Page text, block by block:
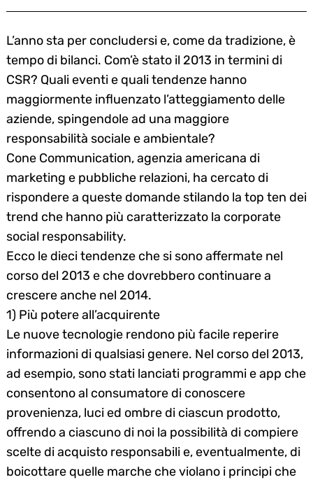
L’anno sta per concludersi e, come da tradizione, è
tempo di bilanci. Com’è stato il 2013 in termini di
CSR? Quali eventi e quali tendenze hanno
maggiormente influenzato l’atteggiamento delle
aziende, spingendole ad una maggiore
responsabilità sociale e ambientale?
Cone Communication, agenzia americana di
marketing e pubbliche relazioni, ha cercato di
rispondere a queste domande stilando la top ten dei
trend che hanno più caratterizzato la corporate
social responsability.
Ecco le dieci tendenze che si sono affermate nel
corso del 2013 e che dovrebbero continuare a
crescere anche nel 2014.
1) Più potere all’acquirente
Le nuove tecnologie rendono più facile reperire
informazioni di qualsiasi genere. Nel corso del 2013,
ad esempio, sono stati lanciati programmi e app che
consentono al consumatore di conoscere
provenienza, luci ed ombre di ciascun prodotto,
offrendo a ciascuno di noi la possibilità di compiere
scelte di acquisto responsabili e, eventualmente, di
boicottare quelle marche che violano i principi che